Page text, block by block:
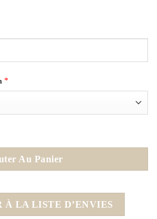
*
Au Panier
À LA LISTE D’ENVIES